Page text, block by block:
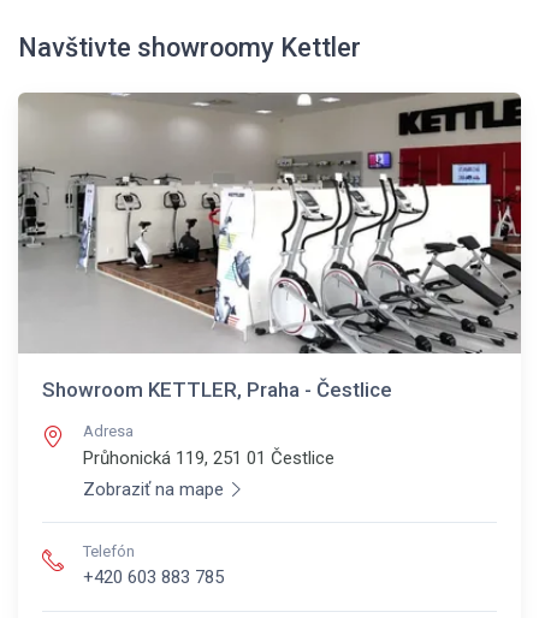
Navštivte showroomy Kettler
Showroom KETTLER, Praha - Čestlice
Adresa
Průhonická 119, 251 01 Čestlice
Zobraziť na mape
Telefón
+420 603 883 785